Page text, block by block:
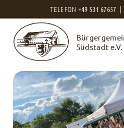
Inhalt
springen
TELEFON +49 531 67657 |
Südstadt e.V.